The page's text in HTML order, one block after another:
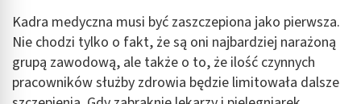
Kadra medyczna musi być zaszczepiona jako pierwsza.
Nie chodzi tylko o fakt, że są oni najbardziej narażoną
grupą zawodową, ale także o to, że ilość czynnych
pracowników służby zdrowia będzie limitowała dalsze